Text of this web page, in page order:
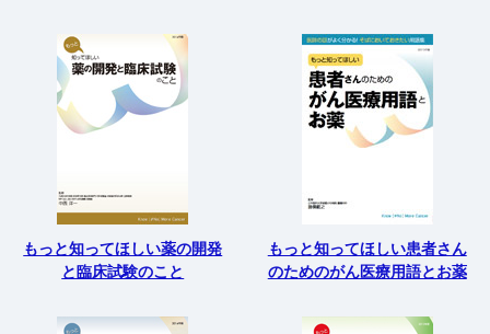
もっと知ってほしい薬の開発
と臨床試験のこと
もっと知ってほしい患者さん
のためのがん医療用語とお薬